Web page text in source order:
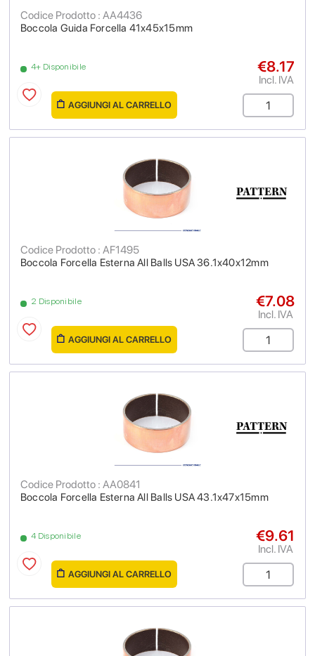
Boccola Guida Forcella 41x45x15mm
Codice Prodotto : AA4436
4+ Disponibile €8.17
Incl. IVA
AGGIUNGI AL CARRELLO
Boccola Forcella Esterna All Balls USA 36.1x40x12mm
Codice Prodotto : AF1495
2 Disponibile €7.08
Incl. IVA
AGGIUNGI AL CARRELLO
Boccola Forcella Esterna All Balls USA 43.1x47x15mm
Codice Prodotto : AA0841
4 Disponibile €9.61
Incl. IVA
AGGIUNGI AL CARRELLO